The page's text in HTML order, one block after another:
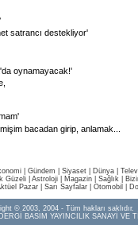
satrancı destekliyor'
oynamayacak!'
bacadan girip, anlamak
Gündem Siyaset Dünya |
Güzeli Astroloji Magazin Sağlık
Pazar| Sarı Sayfalar| Otomobil
© 2003, 2004 - Tüm hakları saklıdır.
BASIM YAYINCILIK SANAYİ VE